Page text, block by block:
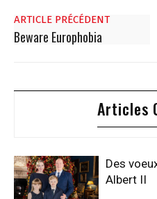
ARTICLE PRÉCÉDENT
Beware Europhobia
Articles
Des
Albert II